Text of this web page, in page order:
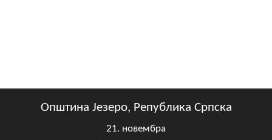
Службени Гласници
Општина Језеро, Република Српска
21. новембра